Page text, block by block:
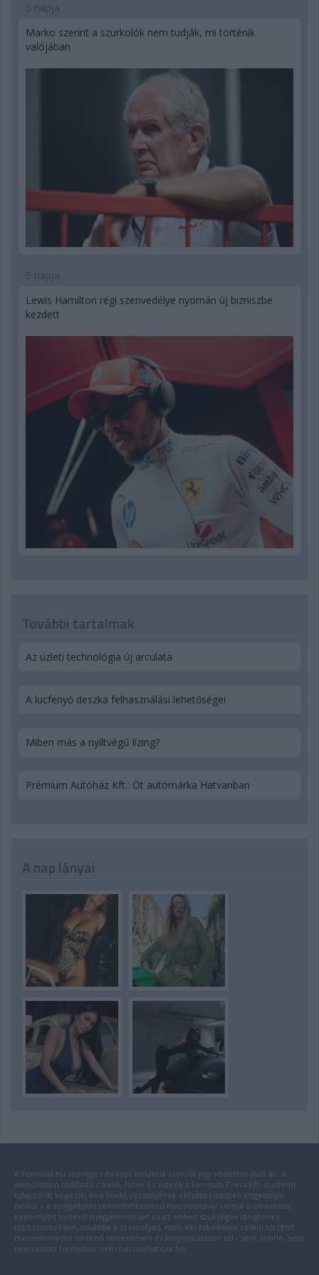
5 napja
Marko szerint a szurkolók nem tudják, mi történik
valójában
5 napja
Lewis Hamilton régi szenvedélye nyomán új bizniszbe
kezdett
További tartalmak
Az üzleti technológia új arculata
A lucfenyő deszka felhasználási lehetőségei
Miben más a nyíltvégű lízing?
Prémium Autóház Kft.: Öt autómárka Hatvanban
A nap lányai
A Formula.hu szöveges és képi tartalma szerzői jogi védelem alatt áll. A
weboldalon található cikkek, fotók és videók a Formula Press Kft. szellemi
tulajdonát képezik, és a kiadó vezetőjének előzetes írásbeli engedélye
nélkül – a szolgáltatás rendeltetésszerű használatával velejáró olvasáson,
képernyőn történő megjelenítésen és az ehhez szükséges ideiglenes
többszörözésen, továbbá a személyes, nem-kereskedelmi célból történő
merevlemezre történő lementésen és kinyomtatáson túl - sem online, sem
nyomtatott formában nem használhatóak fel.